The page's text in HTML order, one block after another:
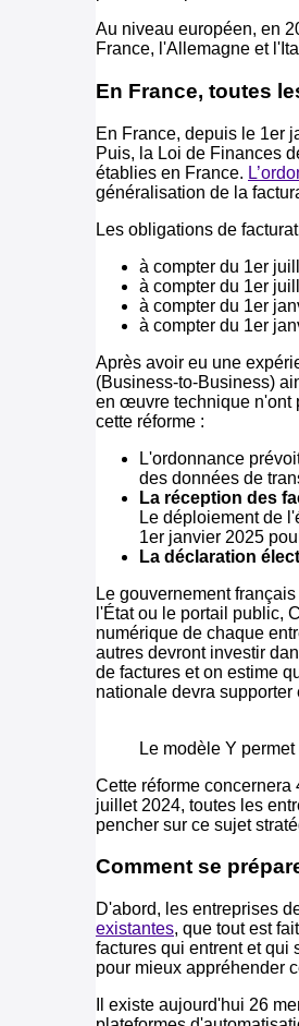
Au niveau européen, en
France, l'Allemagne et
En France, toutes
En France, depuis le 1er
Puis, la Loi de Finances
établies en France.
généralisation de la
Les obligations de
à compter du 1er
à compter du 1er
à compter du 1er
à compter du 1er
Après avoir eu une
(Business-to-Business)
en œuvre technique n'ont
cette réforme :
L'ordonnance
des données de
La réception des
Le déploiement de
1er janvier 2025
La déclaration
Le gouvernement
l'État ou le portail public,
numérique de chaque
autres devront investir
de factures et on estime
nationale devra
Le modèle Y
Cette réforme concernera
juillet 2024, toutes les
pencher sur ce sujet
Comment se
D'abord, les entreprises
existantes, que tout est
factures qui entrent et qui
pour mieux appréhender
Il existe aujourd'hui 26